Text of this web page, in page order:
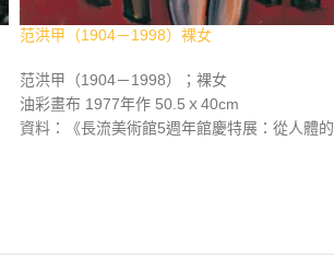
范洪甲（1904－1998）裸女
范洪甲（1904－1998）；裸女
油彩畫布 1977年作 50.5ｘ40cm
資料：《長流美術館5週年館慶特展：從人體的